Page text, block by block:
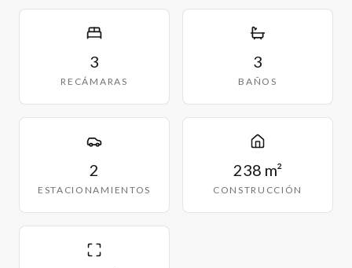
3
RECÁMARAS
3
BAÑOS
2
ESTACIONAMIENTOS
238 m²
CONSTRUCCIÓN